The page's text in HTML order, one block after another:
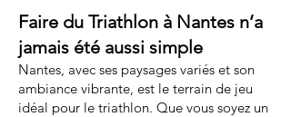
Faire du Triathlon à Nantes n’a
jamais été aussi simple
Nantes, avec ses paysages variés et son
ambiance vibrante, est le terrain de jeu
idéal pour le triathlon. Que vous soyez un